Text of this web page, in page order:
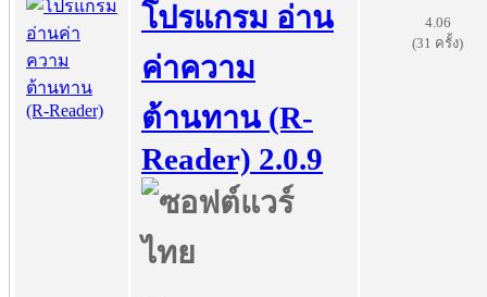
โปรแกรม อ่าน
ค่าความ
ต้านทาน (R-
Reader) 2.0.9
4.06
(31 ครั้ง)